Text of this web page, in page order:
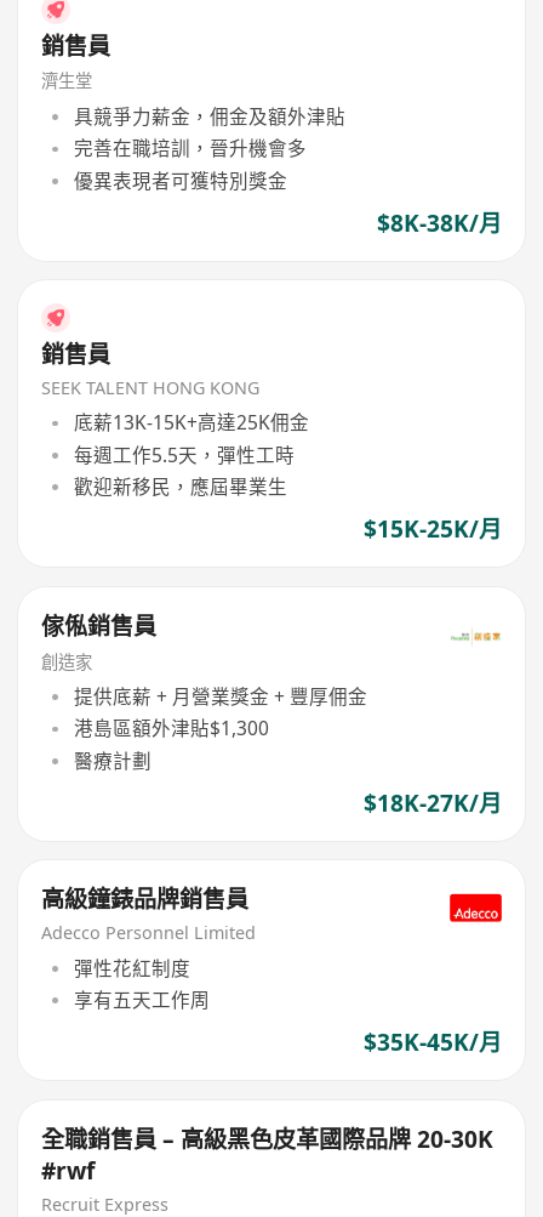
銷售員
濟生堂
具競爭力薪金，佣金及額外津貼
完善在職培訓，晉升機會多
優異表現者可獲特別獎金
$8K-38K/月
銷售員
SEEK TALENT HONG KONG
底薪13K-15K+高達25K佣金
每週工作5.5天，彈性工時
歡迎新移民，應屆畢業生
$15K-25K/月
傢俬銷售員
創造家
提供底薪 + 月營業獎金 + 豐厚佣金
港島區額外津貼$1,300
醫療計劃
$18K-27K/月
高級鐘錶品牌銷售員
Adecco Personnel Limited
彈性花紅制度
享有五天工作周
$35K-45K/月
全職銷售員 – 高級黑色皮革國際品牌 20-30K
#rwf
Recruit Express